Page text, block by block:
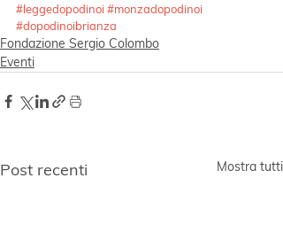
#leggedopodinoi#monzadopodinoi
#dopodinoibrianza
Fondazione Sergio Colombo
Eventi
Post recenti Mostra tutti